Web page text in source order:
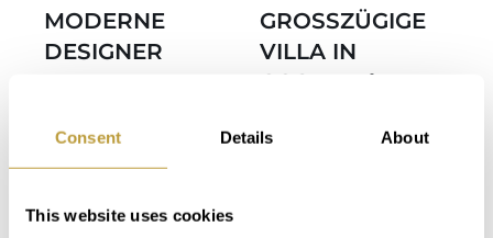
Consent Details About
This website uses cookies
MODERNE
DESIGNER
SCHÖNEM
MEERBLICK IM
SÜDWESTEN
GROSSZÜGIGE
VILLA IN
COSTA D´EN
MEERBLICK